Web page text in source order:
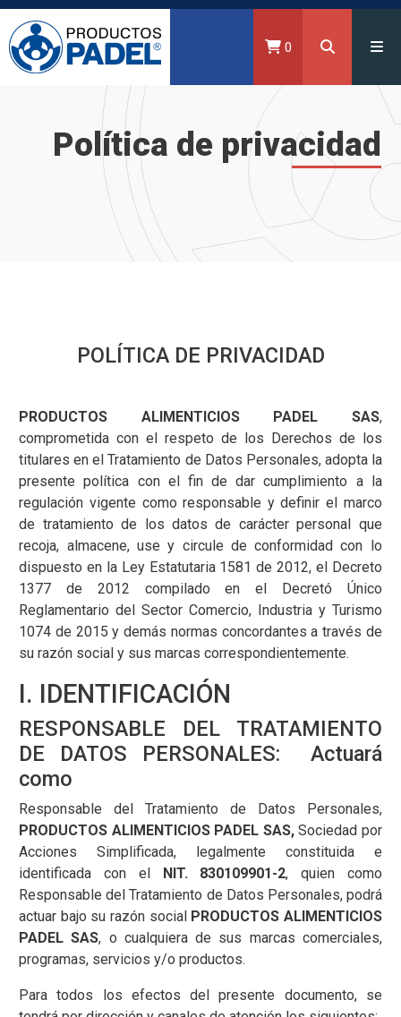
0
Política de privacidad
POLÍTICA DE PRIVACIDAD
PRODUCTOS ALIMENTICIOS PADEL SAS,
comprometida con el respeto de los Derechos de los
titulares en el Tratamiento de Datos Personales, adopta la
presente política con el fin de dar cumplimiento a la
regulación vigente como responsable y definir el marco
de tratamiento de los datos de carácter personal que
recoja, almacene, use y circule de conformidad con lo
dispuesto en la Ley Estatutaria 1581 de 2012, el Decreto
1377 de 2012 compilado en el Decretó Único
Reglamentario del Sector Comercio, Industria y Turismo
1074 de 2015 y demás normas concordantes a través de
su razón social y sus marcas correspondientemente.
I. IDENTIFICACIÓN
RESPONSABLE DEL TRATAMIENTO
DE DATOS PERSONALES: Actuará
como
Responsable del Tratamiento de Datos Personales,
PRODUCTOS ALIMENTICIOS PADEL SAS,Sociedad por
Acciones Simplificada, legalmente constituida e
identificada con el NIT. 830109901-2, quien como
Responsable del Tratamiento de Datos Personales, podrá
actuar bajo su razón social PRODUCTOS ALIMENTICIOS
PADEL SAS, o cualquiera de sus marcas comerciales,
programas, servicios y/o productos.
Para todos los efectos del presente documento, se